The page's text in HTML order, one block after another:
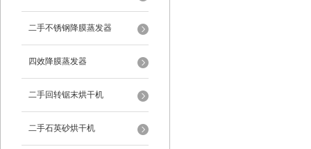
二手不锈钢降膜蒸发器
四效降膜蒸发器
二手回转锯末烘干机
二手石英砂烘干机